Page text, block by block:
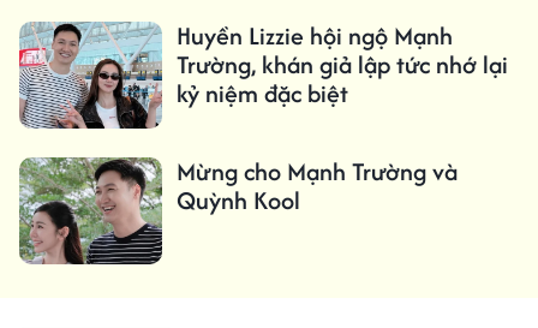
Huyền Lizzie hội ngộ Mạnh
Trường, khán giả lập tức nhớ lại
kỷ niệm đặc biệt
Mừng cho Mạnh Trường và
Quỳnh Kool